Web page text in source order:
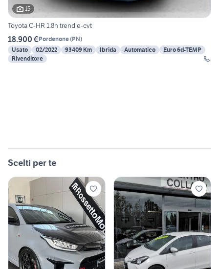
15
Toyota C-HR 1.8h trend e-cvt
18.900 €Pordenone(PN)
Usato
02/2022 93409 Km Ibrida Automatico
Euro 6d-TEMP
Rivenditore
Scelti per te